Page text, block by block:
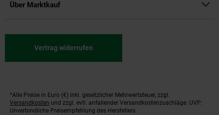
Über Marktkauf
Vertrag widerrufen
Fußnoten
*Alle Preise in Euro (€) inkl. gesetzlicher Mehrwertsteuer, zzgl.
Versandkosten und zzgl. evtl. anfallender Versandkostenzuschläge. UVP:
Unverbindliche Preisempfehlung des Herstellers.